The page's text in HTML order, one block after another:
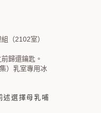
（2102室）
歸還鑰匙。
）乳室專用冰
述選擇母乳哺